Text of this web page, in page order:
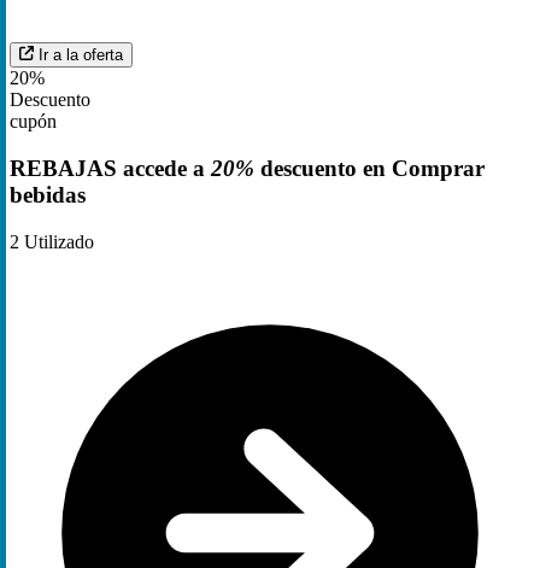
Ir a la oferta
20%
Descuento
cupón
REBAJAS accede a 20% descuento en Comprar
bebidas
2 Utilizado